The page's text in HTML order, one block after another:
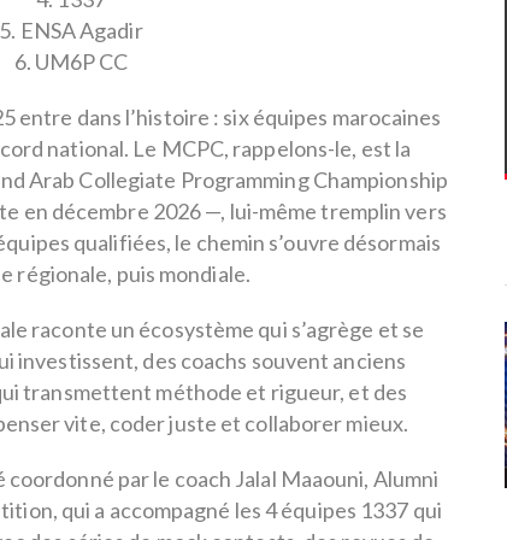
5. ENSA Agadir
6. UM6P CC
entre dans l’histoire : six équipes marocaines
national. Le MCPC, rappelons-le, est la
Arab Collegiate Programming Championship
en décembre 2026 —, lui-même tremplin vers
qualifiées, le chemin s’ouvre désormais
régionale, puis mondiale.
raconte un écosystème qui s’agrège et se
investissent, des coachs souvent anciens
transmettent méthode et rigueur, et des
vite, coder juste et collaborer mieux.
par le coach Jalal Maaouni, Alumni
qui a accompagné les 4 équipes 1337 qui
Rabat : le campus de l'UM6P
accueille la 2ᵉ cohorte du